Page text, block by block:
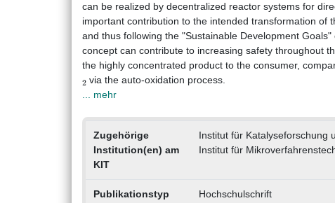
can be realized by decentralized reactor systems for
important contribution to the intended transformation of
and thus following the "Sustainable Development
concept can contribute to increasing safety throughout
the highly concentrated product to the consumer,
via the auto-oxidation process.
... mehr
Zugehörige
Institution(en) am
KIT
Institut für Katalyseforschung
Institut für
Publikationstyp Hochschulschrift